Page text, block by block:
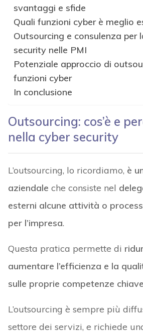
svantaggi e sfide
Quali funzioni cyber è meglio
Outsourcing e consulenza per
security nelle PMI
Potenziale approccio di
funzioni cyber
In conclusione
Outsourcing: cos’è e
nella cyber security
L’outsourcing, lo ricordiamo, è
aziendale che consiste nel
esterni alcune attività o
per l’impresa.
Questa pratica permette di
aumentare l’efficienza e la
sulle proprie competenze chiave
L’outsourcing è sempre più
settore dei servizi, e richiede